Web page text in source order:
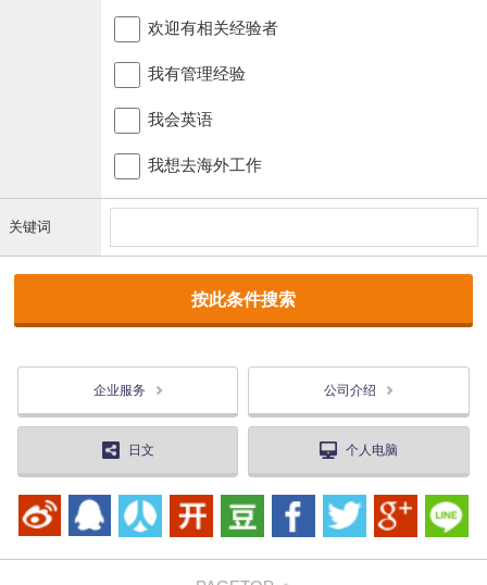
欢迎有相关经验者
我有管理经验
我会英语
我想去海外工作
关键词
企业服务 公司介绍
日文 个人电脑